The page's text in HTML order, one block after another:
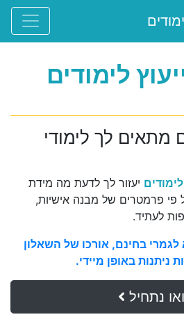
לימודים
מתאים לך לימודי
לימודים יעזור לך לדעת מה מידת
פרמטרים של מבנה אישיות,
לעתיד.
בחינם, אורכו של השאלון
ניתנות באופן מיידי.
נתחיל